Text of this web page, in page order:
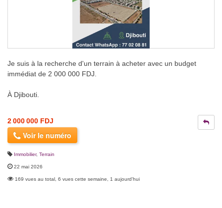
Je suis à la recherche d'un terrain à acheter avec un budget
immédiat de 2 000 000 FDJ.
À Djibouti.
2 000 000 FDJ
Voir le numéro
Immobilier, Terrain
22 mai 2026
169 vues au total, 6 vues cette semaine, 1 aujourd'hui